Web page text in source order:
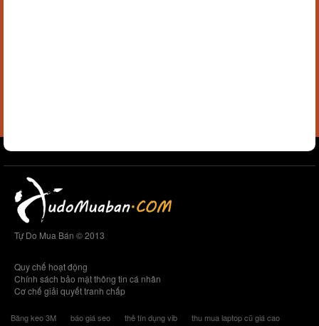
Tự Do Mua Bán © 2013
Quy chế hoạt động
Chính sách bảo mật thông tin cá nhân
Cơ chế giải quyết tranh chấp
Băng keo 3M báo giá seo thẻ tín dụng vib
thu mua laptop cũ giá cao